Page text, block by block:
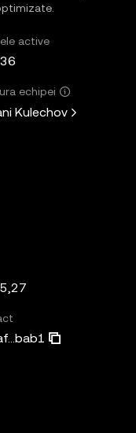
active
echipei
Kulechov
Blockchain.com